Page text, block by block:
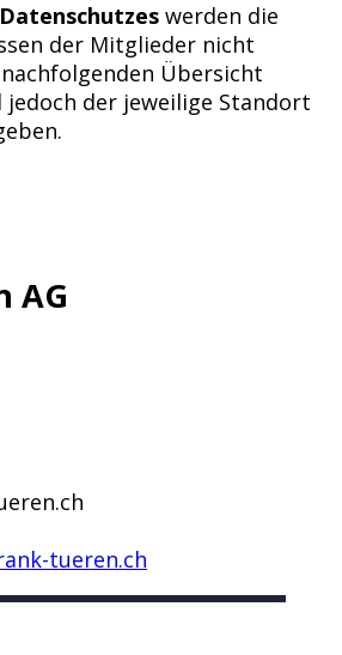
werden die
der Mitglieder nicht
Übersicht
jedoch der jeweilige Standort
AG
tueren.ch